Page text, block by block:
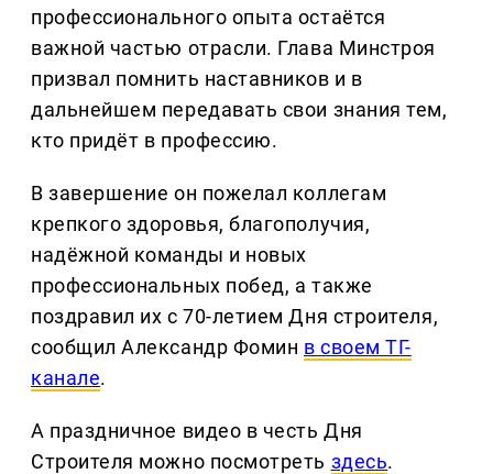
профессионального опыта остаётся
важной частью отрасли. Глава Минстроя
призвал помнить наставников и в
дальнейшем передавать свои знания тем,
кто придёт в профессию.
В завершение он пожелал коллегам
крепкого здоровья, благополучия,
надёжной команды и новых
профессиональных побед, а также
поздравил их с 70-летием Дня строителя,
сообщил Александр Фомин в своем ТГ-
канале.
А праздничное видео в честь Дня
Строителя можно посмотреть здесь.